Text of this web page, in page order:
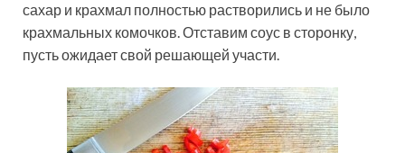
сахар и крахмал полностью растворились и не было
крахмальных комочков. Отставим соус в сторонку,
пусть ожидает свой решающей участи.